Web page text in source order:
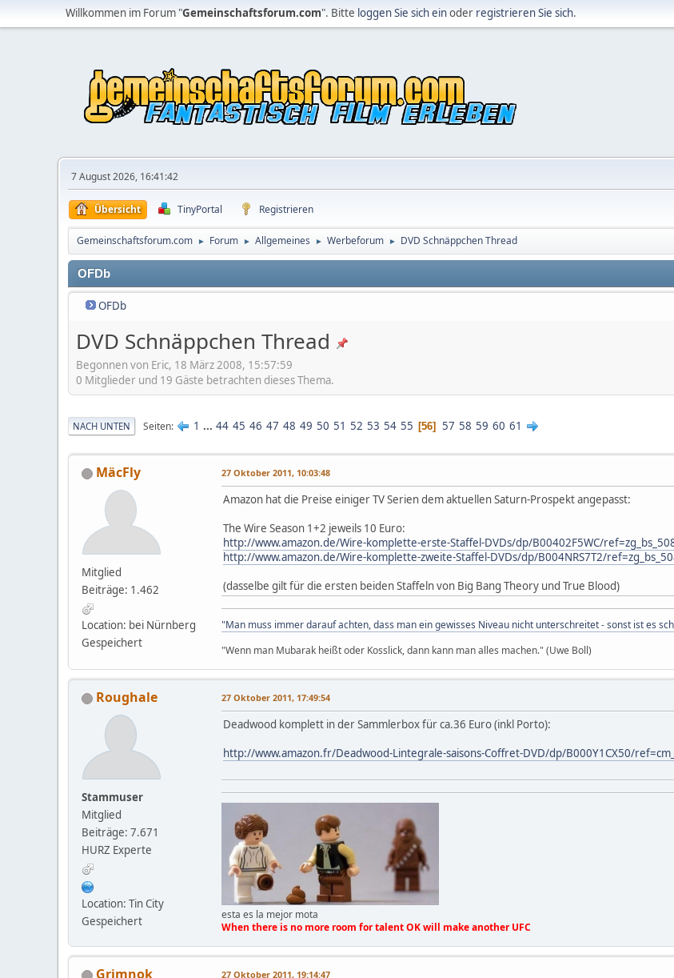
Willkommen im Forum "Gemeinschaftsforum.com". Bitte loggen Sie sich einoder registrieren Sie sich.
7 August 2026, 16:41:42
Übersicht TinyPortal Registrieren
Gemeinschaftsforum.com ► Forum ► Allgemeines ► Werbeforum ► DVD Schnäppchen Thread
OFDb
OFDb
DVD Schnäppchen Thread
Begonnen von Eric, 18 März 2008, 15:57:59
0 Mitglieder und 19 Gäste betrachten dieses Thema.
NACH UNTEN Seiten 1 ... 44 45 46 47 48 49 50 51 52 53 54 55 56 57 58 59 60 61
MäcFly
Mitglied
Beiträge: 1.462
Location: bei Nürnberg
Gespeichert
27 Oktober 2011, 10:03:48
Amazon hat die Preise einiger TV Serien dem aktuellen Saturn-Prospekt angepasst:
The Wire Season 1+2 jeweils 10 Euro:
http://www.amazon.de/Wire-komplette-erste-Staffel-DVDs/dp/B00402F5WC/
http://www.amazon.de/Wire-komplette-zweite-Staffel-DVDs/dp/B004NRS7T2/
(dasselbe gilt für die ersten beiden Staffeln von Big Bang Theory und True Blood)
"Man muss immer darauf achten, dass man ein gewisses Niveau nicht unterschreitet - sonst ist es
"Wenn man Mubarak heißt oder Kosslick, dann kann man alles machen." (Uwe Boll)
Roughale
Stammuser
Mitglied
Beiträge: 7.671
HURZ Experte
Location: Tin City
Gespeichert
27 Oktober 2011, 17:49:54
Deadwood komplett in der Sammlerbox für ca.36 Euro (inkl Porto):
http://www.amazon.fr/Deadwood-Lintegrale-saisons-Coffret-DVD/dp/B000Y1CX50/
esta es la mejor mota
When there is no more room for talent OK will make another UFC
Grimnok 27 Oktober 2011, 19:14:47